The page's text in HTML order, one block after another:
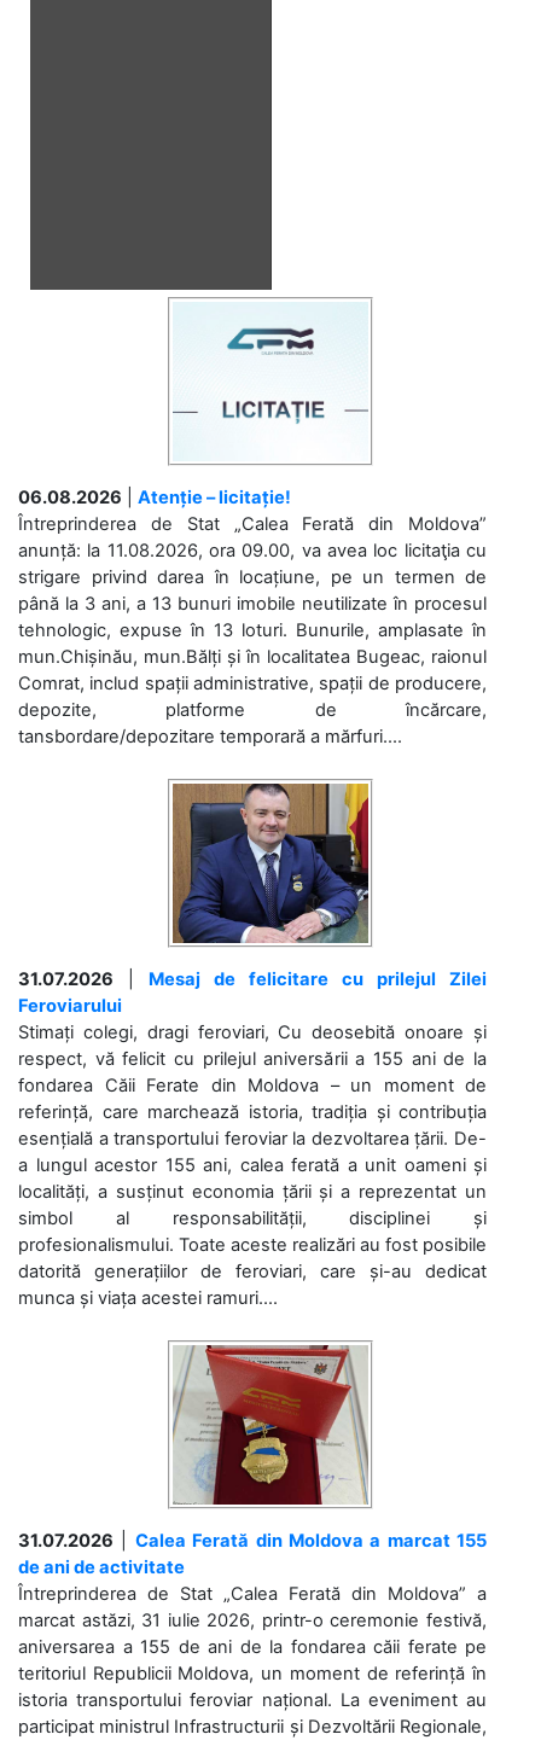
06.08.2026
Atenție – licitație!
Întreprinderea de Stat „Calea Ferată din Moldova”
anunță: la 11.08.2026, ora 09.00, va avea loc licitaţia cu
strigare privind darea în locațiune, pe un termen de
până la 3 ani, a 13 bunuri imobile neutilizate în procesul
tehnologic, expuse în 13 loturi. Bunurile, amplasate în
mun.Chișinău, mun.Bălți și în localitatea Bugeac, raionul
Comrat, includ spații administrative, spații de producere,
depozite, platforme de încărcare,
tansbordare/depozitare temporară a mărfuri....
31.07.2026
Mesaj de felicitare cu prilejul Zilei
Feroviarului
Stimați colegi, dragi feroviari, Cu deosebită onoare și
respect, vă felicit cu prilejul aniversării a 155 ani de la
fondarea Căii Ferate din Moldova – un moment de
referință, care marchează istoria, tradiția și contribuția
esențială a transportului feroviar la dezvoltarea țării. De-
a lungul acestor 155 ani, calea ferată a unit oameni și
localități, a susținut economia țării și a reprezentat un
simbol al responsabilității, disciplinei și
profesionalismului. Toate aceste realizări au fost posibile
datorită generațiilor de feroviari, care și-au dedicat
munca și viața acestei ramuri....
31.07.2026
Calea Ferată din Moldova a marcat 155
de ani de activitate
Întreprinderea de Stat „Calea Ferată din Moldova” a
marcat astăzi, 31 iulie 2026, printr-o ceremonie festivă,
aniversarea a 155 de ani de la fondarea căii ferate pe
teritoriul Republicii Moldova, un moment de referință în
istoria transportului feroviar național. La eveniment au
participat ministrul Infrastructurii și Dezvoltării Regionale,